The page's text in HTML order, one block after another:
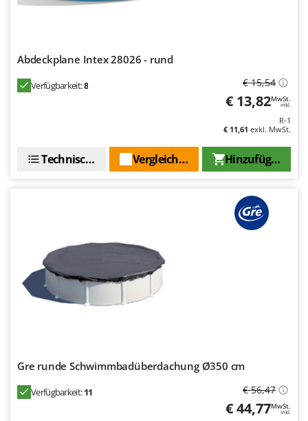
Tornado
Trotec
Troy-Bilt
Unger
Waldner
Weber
Worx
Abdeckplane Intex 28026 - rund
Verfügbarkeit:8 € 15,54
€ 13,82MwSt.
inkl.
R-1
€ 11,61 exkl. MwSt.
Hinzufügen
Vergleichen Sie
Technische Daten
Gre runde Schwimmbadüberdachung Ø350 cm
Verfügbarkeit:11 € 56,47
€ 44,77MwSt.
inkl.